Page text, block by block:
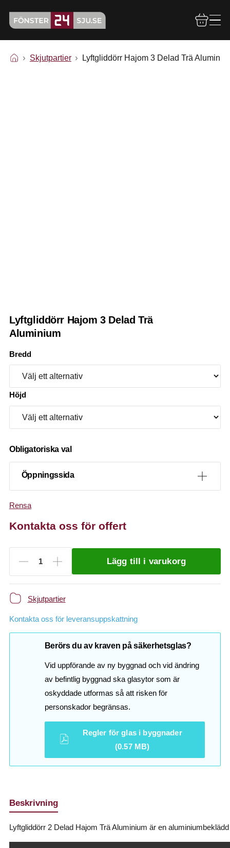
Skjutpartier Lyftgliddörr Hajom 3 Delad Trä
Lyftgliddörr Hajom 3 Delad Trä
Aluminium
Bredd
Höjd
Obligatoriska val
Öppningssida
Rensa
Kontakta oss för offert
Lägg till i varukorg
Skjutpartier
Kontakta oss för leveransuppskattning
Berörs du av kraven på säkerhetsglas?
Vid uppförande av ny byggnad och vid ändring
av befintlig byggnad ska glasytor som är
oskyddade utformas så att risken för
personskador begränsas.
Regler för glas i byggnader
(0.57 MB)
Beskrivning
Lyftgliddörr 2 Delad Hajom Trä Aluminium är en